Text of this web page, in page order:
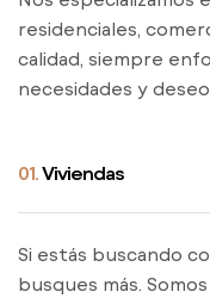
residenciales,
calidad, siempre
necesidades y
01.Viviendas
Si estás buscando
busques más.